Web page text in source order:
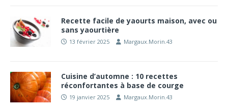
Recette facile de yaourts maison, avec ou
sans yaourtière
13 février 2025 Margaux.Morin.43
Cuisine d’automne : 10 recettes
réconfortantes à base de courge
19 janvier 2025 Margaux.Morin.43